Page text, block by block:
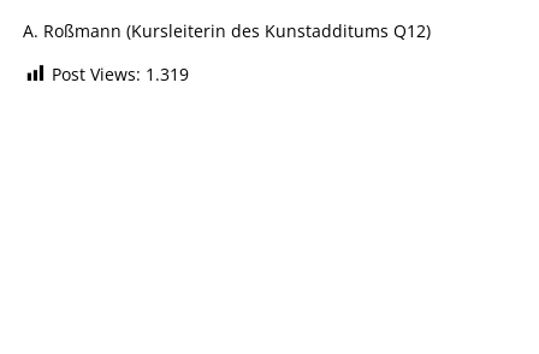
A. Roßmann (Kursleiterin des Kunstadditums Q12)
Post Views: 1.319